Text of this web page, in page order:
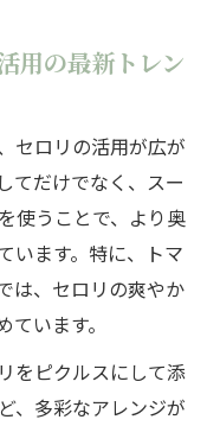
用の最新トレン
セロリの活用が広が
てだけでなく、スー
使うことで、より奥
います。特に、トマ
は、セロリの爽やか
います。
をピクルスにして添
、多彩なアレンジが